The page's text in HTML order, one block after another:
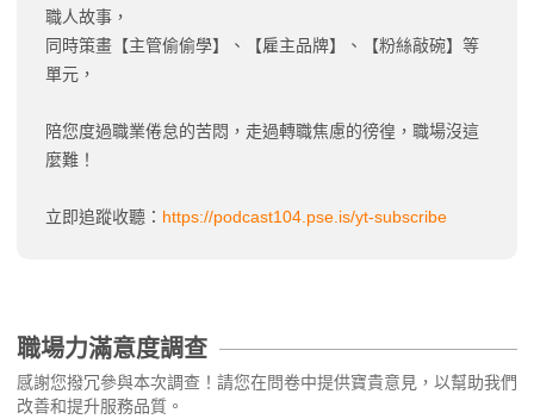
職人故事，
同時策畫【主管偷偷學】、【雇主品牌】、【粉絲敲碗】等
單元，
陪您度過職業倦怠的苦悶，走過轉職焦慮的徬徨，職場沒這
麼難！
立即追蹤收聽： https://podcast104.pse.is/yt-subscribe
職場力滿意度調查
感謝您撥冗參與本次調查！請您在問卷中提供寶貴意見，以幫助我們
改善和提升服務品質。